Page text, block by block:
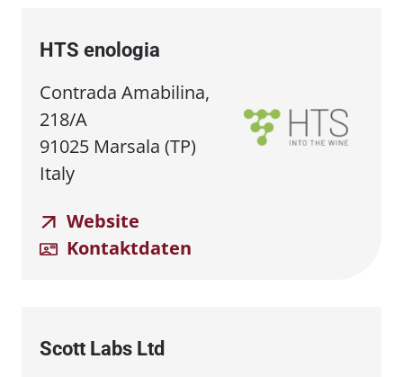
HTS enologia
Contrada Amabilina,
218/A
91025 Marsala (TP)
Italy
Website
Kontaktdaten
Scott Labs Ltd